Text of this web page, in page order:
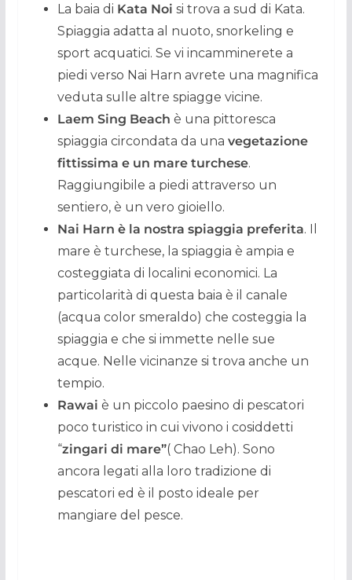
La baia di Kata Noi si trova a sud di Kata.
Spiaggia adatta al nuoto, snorkeling e
sport acquatici. Se vi incamminerete a
piedi verso Nai Harn avrete una magnifica
veduta sulle altre spiagge vicine.
Laem Sing Beach è una pittoresca
spiaggia circondata da una vegetazione
fittissima e un mare turchese.
Raggiungibile a piedi attraverso un
sentiero, è un vero gioiello.
Nai Harn è la nostra spiaggia preferita. Il
mare è turchese, la spiaggia è ampia e
costeggiata di localini economici. La
particolarità di questa baia è il canale
(acqua color smeraldo) che costeggia la
spiaggia e che si immette nelle sue
acque. Nelle vicinanze si trova anche un
tempio.
Rawai è un piccolo paesino di pescatori
poco turistico in cui vivono i cosiddetti
“zingari di mare”( Chao Leh). Sono
ancora legati alla loro tradizione di
pescatori ed è il posto ideale per
mangiare del pesce.